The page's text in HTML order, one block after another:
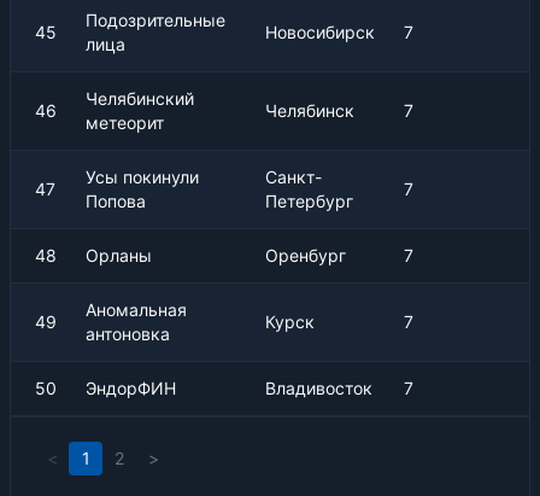
45
Подозрительные
лица
Новосибирск 7
46
Челябинский
метеорит
Челябинск 7
47
Усы покинули
Попова
Санкт-
Петербург
7
48 Орланы Оренбург 7
49
Аномальная
антоновка
Курск 7
50 ЭндорФИН Владивосток 7
< 1 2 >